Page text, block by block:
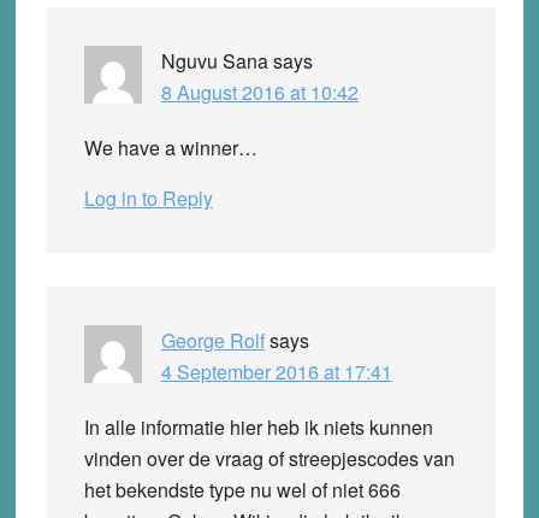
Nguvu Sanasays
8 August 2016 at 10:42
We have a winner…
Log in to Reply
George Rolfsays
4 September 2016 at 17:41
In alle informatie hier heb ik niets kunnen
vinden over de vraag of streepjescodes van
het bekendste type nu wel of niet 666